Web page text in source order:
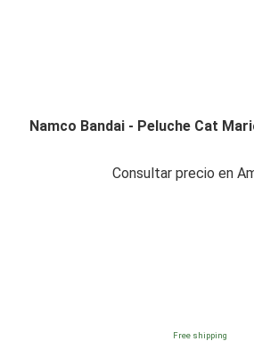
Namco Bandai - Peluche Cat
Consultar precio en
Free shipping